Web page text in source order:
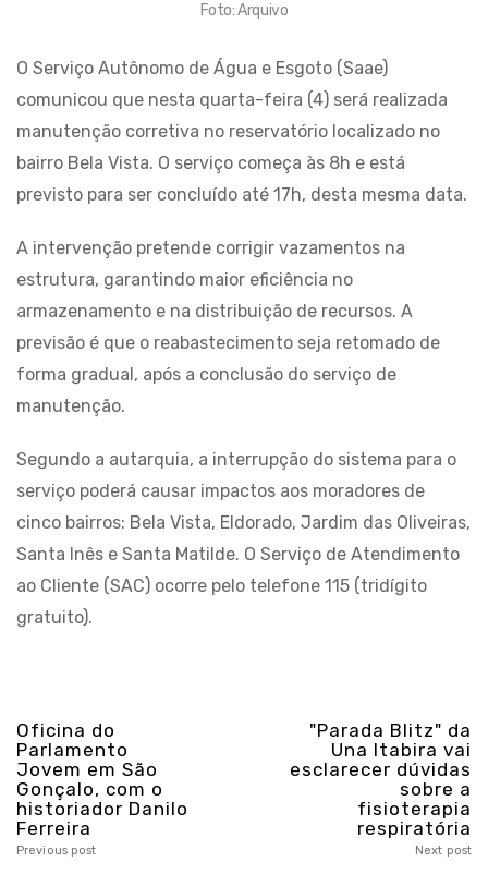
Foto: Arquivo
O Serviço Autônomo de Água e Esgoto (Saae)
comunicou que nesta quarta-feira (4) será realizada
manutenção corretiva no reservatório localizado no
bairro Bela Vista. O serviço começa às 8h e está
previsto para ser concluído até 17h, desta mesma data.
A intervenção pretende corrigir vazamentos na
estrutura, garantindo maior eficiência no
armazenamento e na distribuição de recursos. A
previsão é que o reabastecimento seja retomado de
forma gradual, após a conclusão do serviço de
manutenção.
Segundo a autarquia, a interrupção do sistema para o
serviço poderá causar impactos aos moradores de
cinco bairros: Bela Vista, Eldorado, Jardim das Oliveiras,
Santa Inês e Santa Matilde. O Serviço de Atendimento
ao Cliente (SAC) ocorre pelo telefone 115 (tridígito
gratuito).
Oficina do
Parlamento
Jovem em São
Gonçalo, com o
historiador Danilo
Ferreira
Previous post
"Parada Blitz" da
Una Itabira vai
esclarecer dúvidas
sobre a
fisioterapia
respiratória
Next post